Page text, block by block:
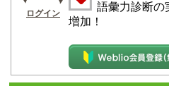
ログイン
語彙力診断の
増加！